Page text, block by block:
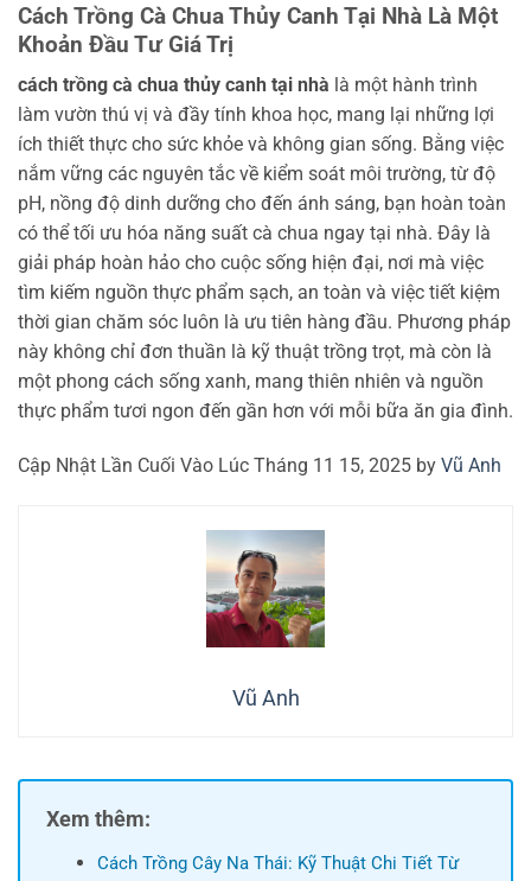
Cách Trồng Cà Chua Thủy Canh Tại Nhà Là Một
Khoản Đầu Tư Giá Trị
cách trồng cà chua thủy canh tại nhà là một hành trình
làm vườn thú vị và đầy tính khoa học, mang lại những lợi
ích thiết thực cho sức khỏe và không gian sống. Bằng việc
nắm vững các nguyên tắc về kiểm soát môi trường, từ độ
pH, nồng độ dinh dưỡng cho đến ánh sáng, bạn hoàn toàn
có thể tối ưu hóa năng suất cà chua ngay tại nhà. Đây là
giải pháp hoàn hảo cho cuộc sống hiện đại, nơi mà việc
tìm kiếm nguồn thực phẩm sạch, an toàn và việc tiết kiệm
thời gian chăm sóc luôn là ưu tiên hàng đầu. Phương pháp
này không chỉ đơn thuần là kỹ thuật trồng trọt, mà còn là
một phong cách sống xanh, mang thiên nhiên và nguồn
thực phẩm tươi ngon đến gần hơn với mỗi bữa ăn gia đình.
Cập Nhật Lần Cuối Vào Lúc Tháng 11 15, 2025 by Vũ Anh
Vũ Anh
Xem thêm:
Cách Trồng Cây Na Thái: Kỹ Thuật Chi Tiết Từ